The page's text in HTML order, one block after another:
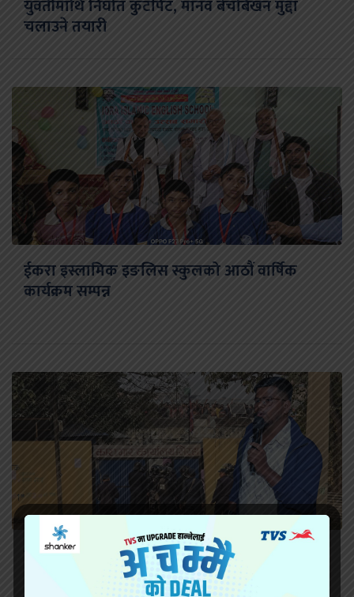
युवतीमाथि निर्घात कुटपिट, मानव बेचबिखन मुद्दा
चलाउने तयारी
ईकरा इस्लामिक इङलिस स्कुलको आठौं वार्षिक
कार्यक्रम सम्पन्न
सिरहा कारागारको अवस्थाबारे राईनको गम्भीर प्रश्न